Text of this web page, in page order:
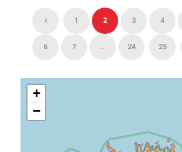
1 2 3 4
6 7 ... 24 25
+
−